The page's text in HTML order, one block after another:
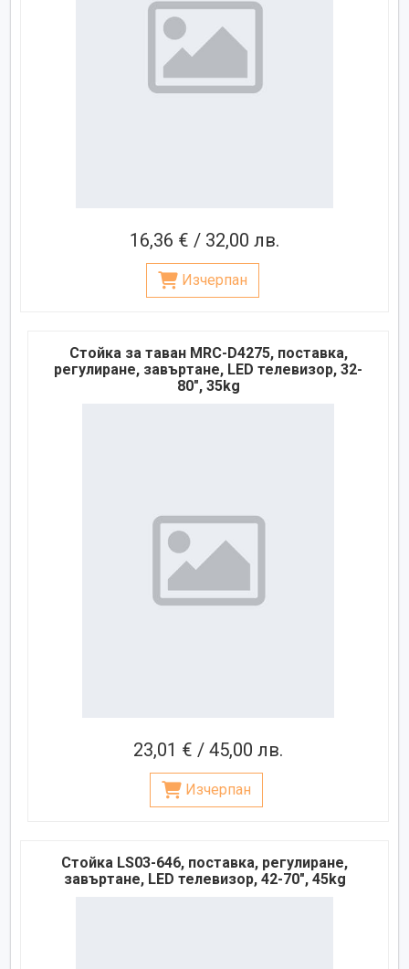
16,36 € / 32,00 лв.
Изчерпан
Стойка за таван MRC-D4275, поставка,
регулиране, завъртане, LED телевизор, 32-
80", 35kg
23,01 € / 45,00 лв.
Изчерпан
Стойка LS03-646, поставка, регулиране,
завъртане, LED телевизор, 42-70", 45kg